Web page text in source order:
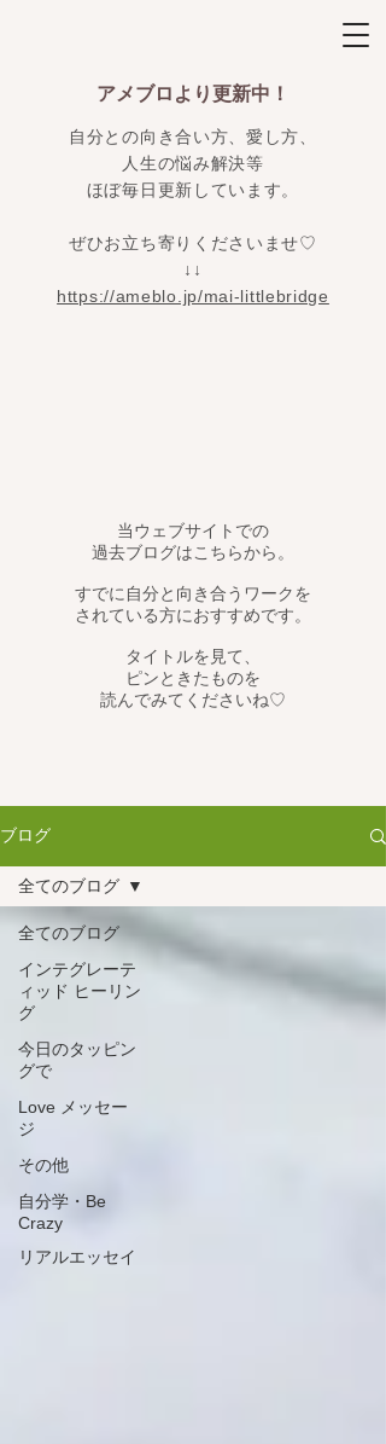
アメブロより更新中！
自分との向き合い方、愛し方、
人生の悩み解決等
ほぼ毎日更新しています。
ぜひお立ち寄りくださいませ♡
​↓↓
https://ameblo.jp/mai-littlebridge
当ウェブサイトでの
過去ブログはこちらから。
すでに自分と向き合うワークを
されている方におすすめです。
タイトルを見て、
ピンときたものを
読んでみてくださいね♡
ブログ
全てのブログ
インテグレーテ
ィッド ヒーリン
グ
今日のタッピン
グで
Love メッセー
ジ
その他
自分学・Be
Crazy
リアルエッセイ
全てのブログ